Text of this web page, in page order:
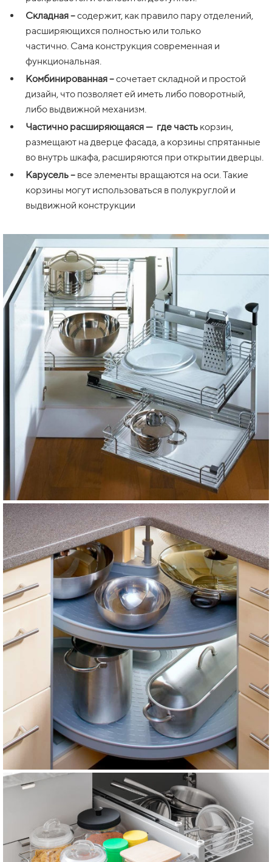
Складная –содержит, как правило пару отделений,
расширяющихся полностью или только
частично. Сама конструкция современная и
функциональная.
Комбинированная –сочетает складной и простой
дизайн, что позволяет ей иметь либо поворотный,
либо выдвижной механизм.
Частично расширяющаяся — где часть корзин,
размещают на дверце фасада, а корзины спрятанные
во внутрь шкафа, расширяются при открытии дверцы.
Карусель – все элементы вращаются на оси. Такие
корзины могут использоваться в полукруглой и
выдвижной конструкции